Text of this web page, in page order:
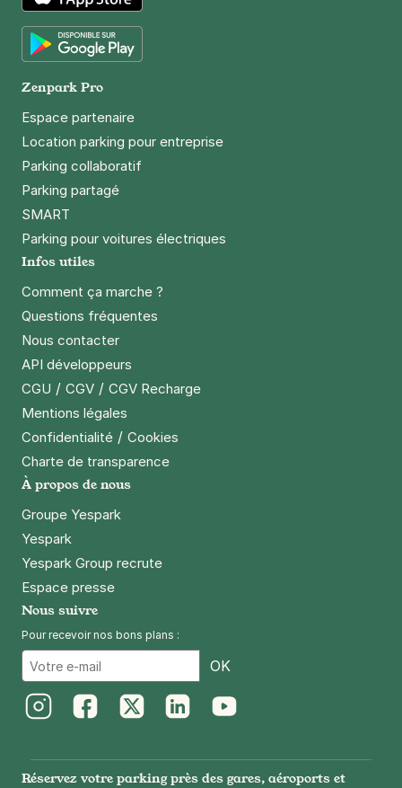
App Store
Zenpark Pro
Espace partenaire
Location parking pour entreprise
Parking collaboratif
Parking partagé
SMART
Parking pour voitures électriques
Infos utiles
Comment ça marche ?
Questions fréquentes
Nous contacter
API développeurs
CGU / CGV / CGV Recharge
Mentions légales
Confidentialité / Cookies
Charte de transparence
À propos de nous
Groupe Yespark
Yespark
Yespark Group recrute
Espace presse
Nous suivre
Pour recevoir nos bons plans :
OK
Réservez votre parking près des gares, aéroports et